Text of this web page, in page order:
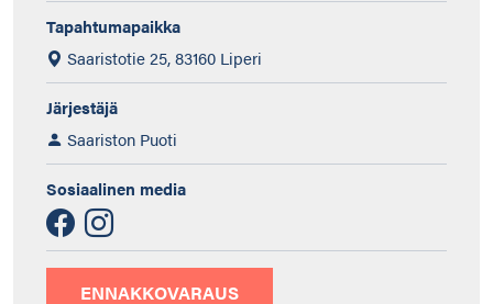
Tapahtumapaikka
Saaristotie 25, 83160 Liperi
Järjestäjä
Saariston Puoti
Sosiaalinen media
ENNAKKOVARAUS